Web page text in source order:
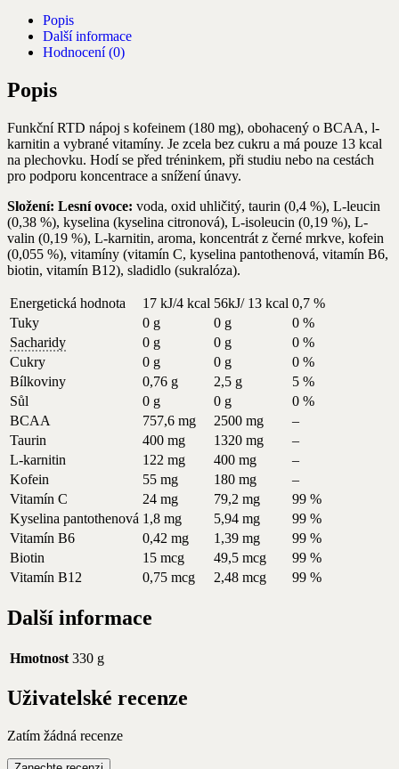
Popis
Další informace
Hodnocení (0)
Popis
Funkční RTD nápoj s kofeinem (180 mg), obohacený o BCAA, l-
karnitin a vybrané vitamíny. Je zcela bez cukru a má pouze 13 kcal
na plechovku. Hodí se před tréninkem, při studiu nebo na cestách
pro podporu koncentrace a snížení únavy.
Složení: Lesní ovoce: voda, oxid uhličitý, taurin (0,4 %), L-leucin
(0,38 %), kyselina (kyselina citronová), L-isoleucin (0,19 %), L-
valin (0,19 %), L-karnitin, aroma, koncentrát z černé mrkve, kofein
(0,055 %), vitamíny (vitamín C, kyselina pantothenová, vitamín B6,
biotin, vitamín B12), sladidlo (sukralóza).
Energetická hodnota 17 kJ/4 kcal 56kJ/ 13 kcal 0,7 %
Tuky
0 g 0 g
0 %
Sacharidy
0 g 0 g
0 %
Cukry
0 g 0 g
0 %
Bílkoviny
0,76 g 2,5 g
5 %
Sůl
0 g 0 g
0 %
BCAA
757,6 mg 2500 mg
–
Taurin
400 mg 1320 mg
–
L-karnitin
122 mg 400 mg
–
Kofein
55 mg 180 mg
–
Vitamín C
24 mg 79,2 mg
99 %
Kyselina pantothenová 1,8 mg 5,94 mg
99 %
Vitamín B6
0,42 mg 1,39 mg
99 %
Biotin
15 mcg 49,5 mcg
99 %
Vitamín B12
0,75 mcg 2,48 mcg 99 %
Další informace
Hmotnost 330 g
Uživatelské recenze
Zatím žádná recenze